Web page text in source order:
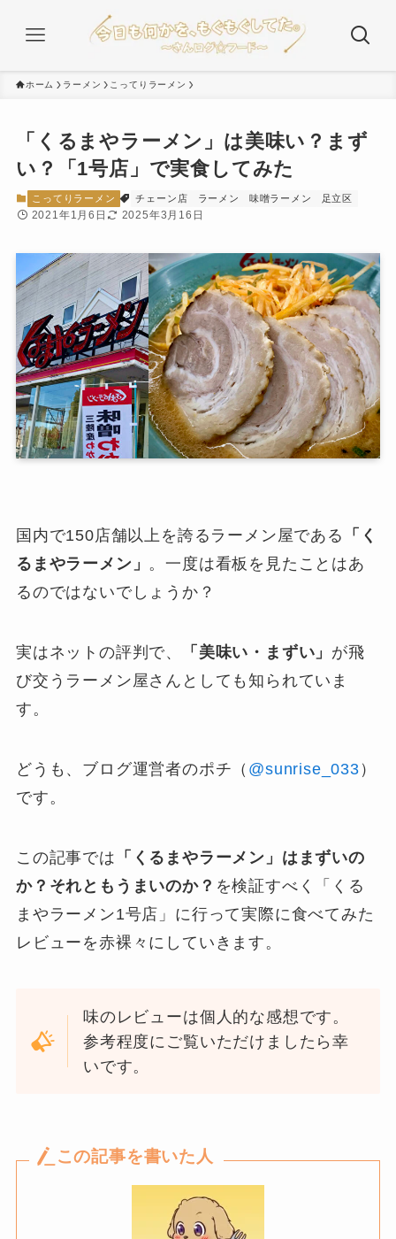
ホーム ラーメン こってりラーメン
「くるまやラーメン」は美味い？まず
い？「1号店」で実食してみた
こってりラーメン チェーン店 ラーメン 味噌ラーメン 足立区
2021年1月6日 2025年3月16日
国内で150店舗以上を誇るラーメン屋である
「く
るまやラーメン」 。一度は看板を見たことはあ
るのではないでしょうか？
実はネットの評判で、 「美味い・まずい」 が飛
び交うラーメン屋さんとしても知られていま
す。
どうも、ブログ運営者のポチ（ @sunrise_033 ）
です。
この記事では 「くるまやラーメン」はまずいの
か？それともうまいのか？ を検証すべく「くる
まやラーメン1号店」に行って実際に食べてみた
レビューを赤裸々にしていきます。
味のレビューは個人的な感想です。
参考程度にご覧いただけましたら幸
いです。
この記事を書いた人